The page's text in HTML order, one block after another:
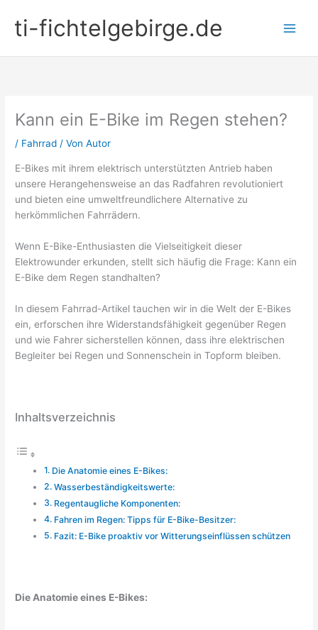
Inhalt
springenti-fichtelgebirge.de
Kann ein E-Bike im Regen stehen?
/ Fahrrad / VonAutor
E-Bikes mit ihrem elektrisch unterstützten Antrieb haben
unsere Herangehensweise an das Radfahren revolutioniert
und bieten eine umweltfreundlichere Alternative zu
herkömmlichen Fahrrädern.
Wenn E-Bike-Enthusiasten die Vielseitigkeit dieser
Elektrowunder erkunden, stellt sich häufig die Frage: Kann ein
E-Bike dem Regen standhalten?
In diesem Fahrrad-Artikel tauchen wir in die Welt der E-Bikes
ein, erforschen ihre Widerstandsfähigkeit gegenüber Regen
und wie Fahrer sicherstellen können, dass ihre elektrischen
Begleiter bei Regen und Sonnenschein in Topform bleiben.
Inhaltsverzeichnis
Die Anatomie eines E-Bikes:
Wasserbeständigkeitswerte:
Regentaugliche Komponenten:
Fahren im Regen: Tipps für E-Bike-Besitzer:
Fazit: E-Bike proaktiv vor Witterungseinflüssen schützen
Die Anatomie eines E-Bikes: